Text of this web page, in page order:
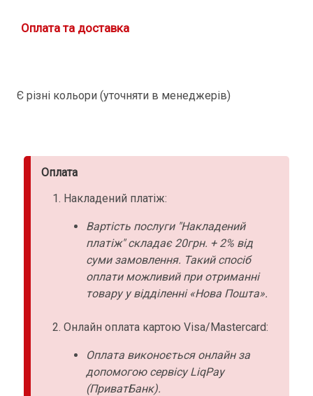
Оплата та доставка
Є різні кольори (уточняти в менеджерів)
Оплата
Накладений платіж:
Вартість послуги "Накладений
платіж" складає 20грн. + 2% від
суми замовлення. Такий спосіб
оплати можливий при отриманні
товару у відділенні «Нова Пошта».
Онлайн оплата картою Visa/Mastercard:
Оплата виконоється онлайн за
допомогою сервісу LiqPay
(ПриватБанк).